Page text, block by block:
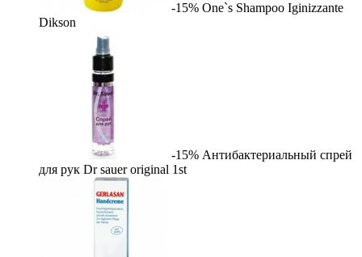
-15% One`s Shampoo Iginizzante
Dikson
-15% Антибактериальный спрей
для рук Dr sauer original 1st